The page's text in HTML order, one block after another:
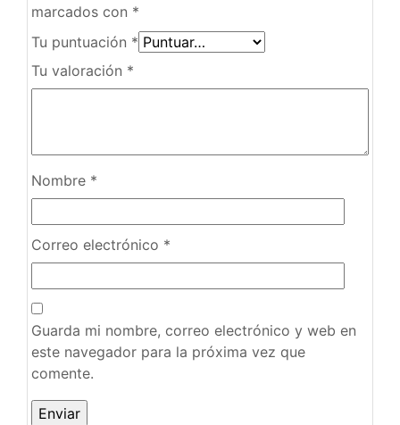
marcados con *
Tu puntuación *
Tu valoración *
Nombre *
Correo electrónico *
Guarda mi nombre, correo electrónico y web en
este navegador para la próxima vez que
comente.